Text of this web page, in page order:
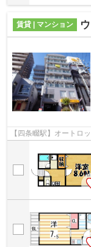
賃貸 | マンション
【四条畷駅】オート